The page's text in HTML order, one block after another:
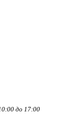
до 17:00